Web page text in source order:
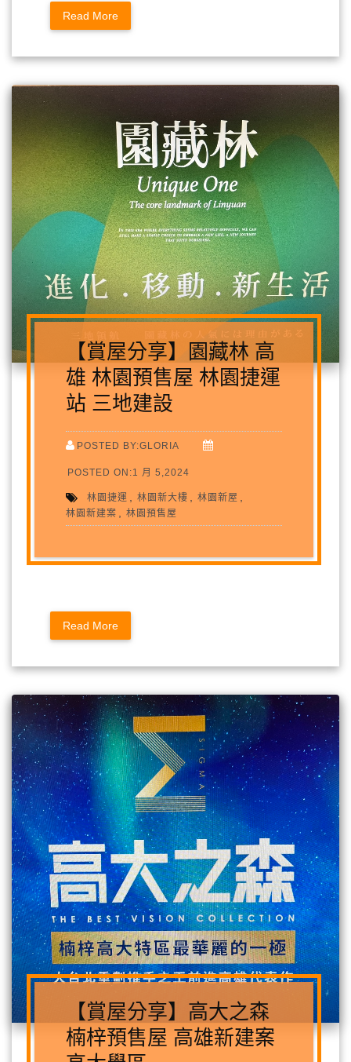
Read More
【賞屋分享】園藏林 高
雄 林園預售屋 林園捷運
站 三地建設
POSTED BY:GLORIA
POSTED ON:1 月 5,2024
林園捷運 ,林園新大樓 ,林園新屋
林園新建案 ,林園預售屋
Read More
【賞屋分享】高大之森
楠梓預售屋 高雄新建案